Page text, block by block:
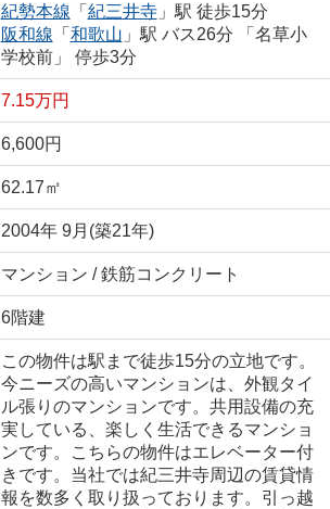
紀勢本線 「 紀三井寺」駅 徒歩15分
阪和線 「 和歌山 」駅 バス26分 「名草小
学校前」 停歩3分
7.15万円
6,600円
62.17㎡
2004年 9月(築21年)
マンション / 鉄筋コンクリート
6階建
この物件は駅まで徒歩15分の立地です。
今ニーズの高いマンションは、外観タイ
ル張りのマンションです。共用設備の充
実している、楽しく生活できるマンショ
ンです。こちらの物件はエレベーター付
きです。当社では紀三井寺周辺の賃貸情
報を数多く取り扱っております。引っ越